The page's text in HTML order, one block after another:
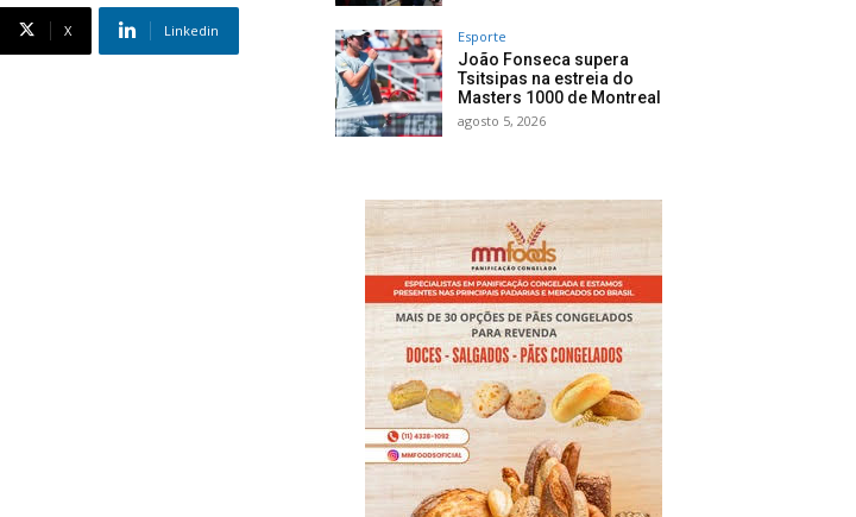
X Linkedin Esporte
João Fonseca supera
Tsitsipas na estreia do
Masters 1000 de Montreal
agosto 5, 2026